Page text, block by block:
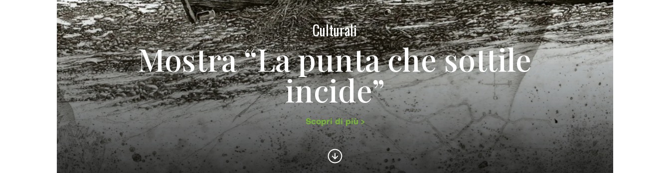
Culturali
Mostra “La punta che sottile
incide”
Scopri di più >